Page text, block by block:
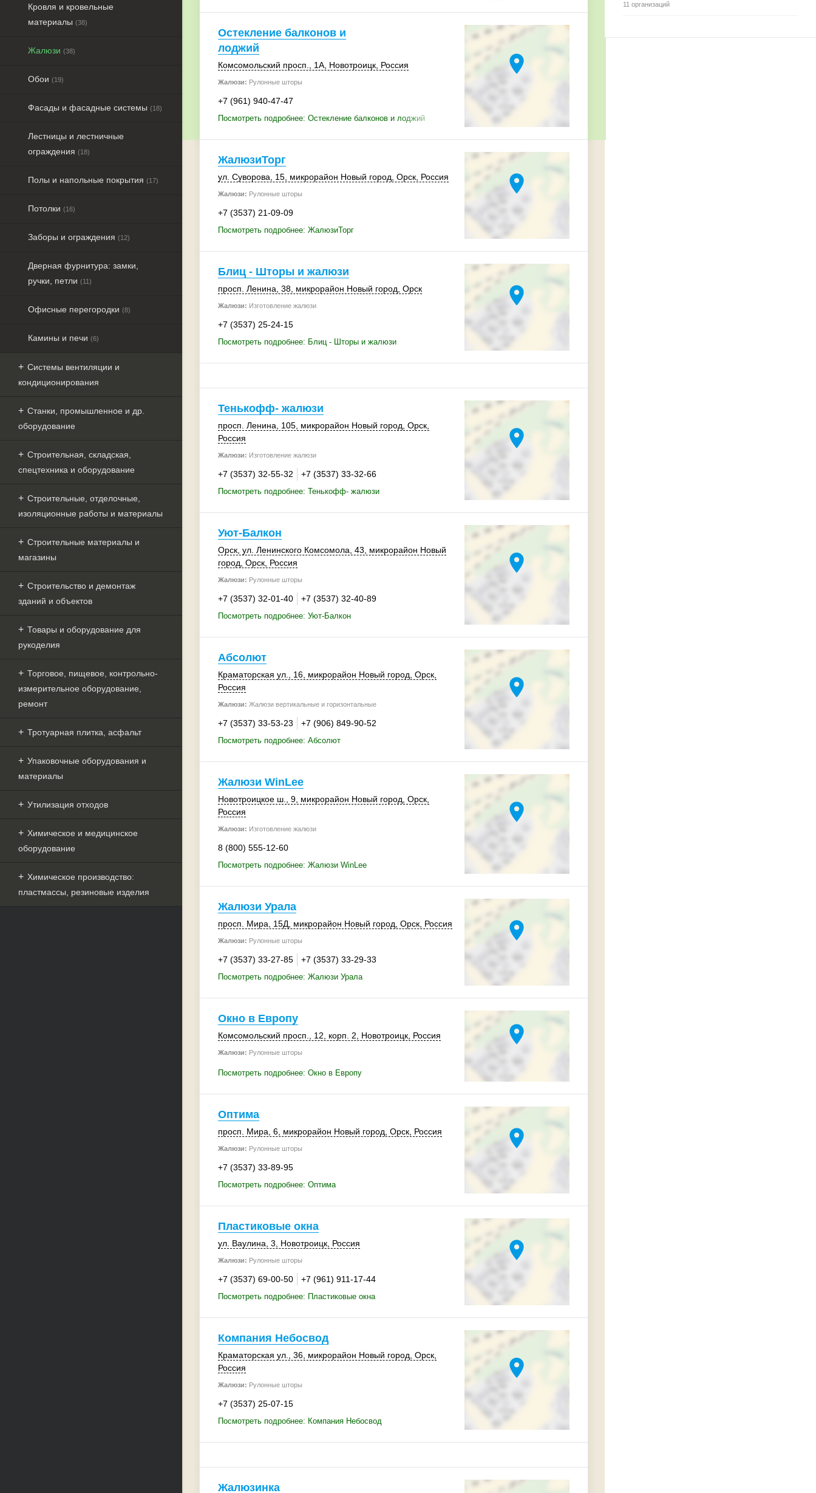
Кровля и кровельные
материалы (38)
Жалюзи (38)
Обои (19)
Фасады и фасадные системы (18)
Лестницы и лестничные
ограждения (18)
Полы и напольные покрытия (17)
Потолки (16)
Заборы и ограждения (12)
Дверная фурнитура: замки,
ручки, петли (11)
Офисные перегородки (8)
Камины и печи (6)
Системы вентиляции и
кондиционирования
Станки, промышленное и др.
оборудование
Строительная, складская,
спецтехника и оборудование
Строительные, отделочные,
изоляционные работы и материалы
Строительные материалы и
магазины
Строительство и демонтаж
зданий и объектов
Товары и оборудование для
рукоделия
Торговое, пищевое, контрольно-
измерительное оборудование,
ремонт
Тротуарная плитка, асфальт
Упаковочные оборудования и
материалы
Утилизация отходов
Химическое и медицинское
оборудование
Химическое производство:
пластмассы, резиновые изделия
Остекление балконов и
лоджий
Комсомольский просп., 1А, Новотроицк, Россия
Жалюзи: Рулонные шторы
+7 (961) 940-47-47
Посмотреть подробнее: Остекление балконов и лоджий
location_on
ЖалюзиТорг
ул. Суворова, 15, микрорайон Новый город, Орск, Россия
Жалюзи: Рулонные шторы
+7 (3537) 21-09-09
Посмотреть подробнее: ЖалюзиТорг
location_on
Блиц - Шторы и жалюзи
просп. Ленина, 38, микрорайон Новый город, Орск
Жалюзи: Изготовление жалюзи
+7 (3537) 25-24-15
Посмотреть подробнее: Блиц - Шторы и жалюзи
location_on
Тенькофф- жалюзи
просп. Ленина 105, микрорайон Новый город, Орск,
Россия
Жалюзи: Изготовление жалюзи
+7 (3537) 32-55-32 +7 (3537) 33-32-66
Посмотреть подробнее: Тенькофф- жалюзи
location_on
Уют-Балкон
Орск, ул. Ленинского Комсомола, 43, микрорайон Новый
город, Орск, Россия
Жалюзи: Рулонные шторы
+7 (3537) 32-01-40 +7 (3537) 32-40-89
Посмотреть подробнее: Уют-Балкон
location_on
Абсолют
Краматорская ул., 16, микрорайон Новый город, Орск,
Россия
Жалюзи: Жалюзи вертикальные и горизонтальные
+7 (3537) 33-53-23 +7 (906) 849-90-52
Посмотреть подробнее: Абсолют
location_on
Жалюзи WinLee
Новотроицкое ш., 9, микрорайон Новый город, Орск,
Россия
Жалюзи: Изготовление жалюзи
8 (800) 555-12-60
Посмотреть подробнее: Жалюзи WinLee
location_on
Жалюзи Урала
просп. Мира 15Д, микрорайон Новый город, Орск, Россия
Жалюзи: Рулонные шторы
+7 (3537) 33-27-85 +7 (3537) 33-29-33
Посмотреть подробнее: Жалюзи Урала
location_on
Окно в Европу
Комсомольский просп., 12, корп. 2 Новотроицк, Россия
Жалюзи: Рулонные шторы
Посмотреть подробнее: Окно в Европу
location_on
Оптима
просп. Мира, 6, микрорайон Новый город, Орск, Россия
Жалюзи: Рулонные шторы
+7 (3537) 33-89-95
Посмотреть подробнее: Оптима
location_on
Пластиковые окна
ул. Ваулина, 3 Новотроицк, Россия
Жалюзи: Рулонные шторы
+7 (3537) 69-00-50 +7 (961) 911-17-44
Посмотреть подробнее: Пластиковые окна
location_on
Компания Небосвод
Краматорская ул., 36, микрорайон Новый город, Орск,
Россия
Жалюзи: Рулонные шторы
+7 (3537) 25-07-15
Посмотреть подробнее: Компания Небосвод
location_on
Жалюзинка
11 организаций